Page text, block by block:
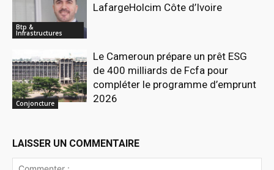
Btp &
Infrastructures
LafargeHolcim Côte d’Ivoire
Conjoncture
Le Cameroun prépare un prêt ESG
de 400 milliards de Fcfa pour
compléter le programme d’emprunt
2026
LAISSER UN COMMENTAIRE